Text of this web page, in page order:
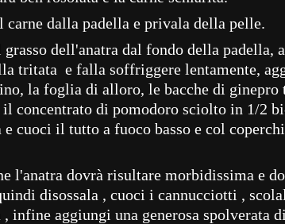
carne dalla padella e privala della pelle.
dell'anatra dal fondo della padella,
tritata e falla soffriggere lentamente,
la foglia di alloro, le bacche di ginepro
concentrato di pomodoro sciolto in 1/2
e cuoci il tutto a fuoco basso e col
l'anatra dovrà risultare morbidissima e
disossala , cuoci i cannucciotti ,
, infine aggiungi una generosa spolverata